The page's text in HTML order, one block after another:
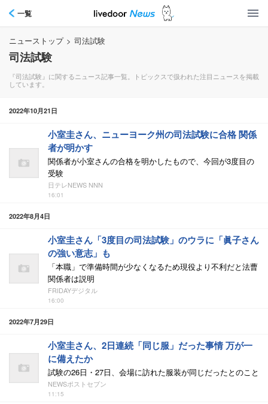
一覧
ニューストップ > 司法試験
司法試験
『司法試験』に関するニュース記事一覧。トピックスで扱われた注目ニュースを掲載
しています。
2022年10月21日
小室圭さん、ニューヨーク州の司法試験に合格 関係
者が明かす
関係者が小室さんの合格を明かしたもので、今回が3度目の
受験
日テレNEWS NNN
16:01
2022年8月4日
小室圭さん「3度目の司法試験」のウラに「眞子さん
の強い意志」も
「本職」で準備時間が少なくなるため現役より不利だと法曹
関係者は説明
FRIDAYデジタル
16:00
2022年7月29日
小室圭さん、2日連続「同じ服」だった事情 万が一
に備えたか
試験の26日・27日、会場に訪れた服装が同じだったとのこと
NEWSポストセブン
11:15